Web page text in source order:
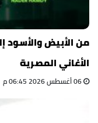
الأغاني المصرية